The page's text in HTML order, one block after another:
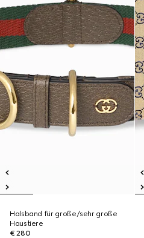
Halsband für große/sehr große
Haustiere
€ 280